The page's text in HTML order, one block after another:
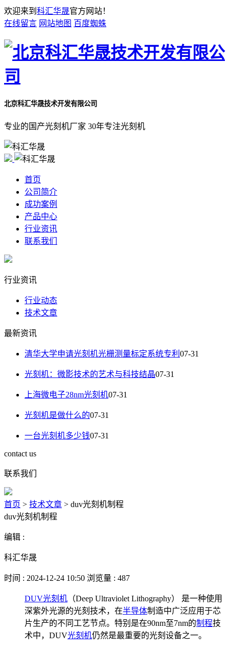
欢迎来到 科汇华晟官方网站！
在线留言 网站地图 百度蜘蛛
北京科汇华晟技术开发有限公司
专业的国产光刻机厂家 30年专注光刻机
首页
公司简介
成功案例
产品中心
行业资讯
联系我们
行业资讯
行业动态
技术文章
最新资讯
清华大学申请光刻机光栅测量标定系统专利 07-31
光刻机：微影技术的艺术与科技结晶07-31
上海微电子28nm光刻机07-31
光刻机是做什么的07-31
一台光刻机多少钱07-31
contact us
联系我们
首页 > 技术文章 > duv光刻机制程
duv光刻机制程
编辑 :
科汇华晟
时间 : 2024-12-24 10:50 浏览量 : 487
DUV光刻机 （Deep Ultraviolet Lithography） 是一种使用
深紫外光源的光刻技术，在半导体制造中广泛应用于芯
片生产的不同工艺节点。特别是在90nm至7nm的制程技
术中，DUV光刻机仍然是最重要的光刻设备之一。